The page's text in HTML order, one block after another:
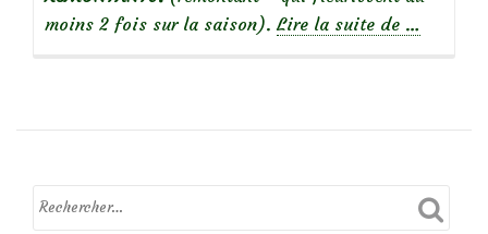
moins 2 fois sur la saison). Lire la suite de
février/
des
rosiers
…